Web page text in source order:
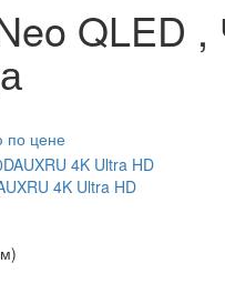
QLED ,
по цене
4K Ultra HD